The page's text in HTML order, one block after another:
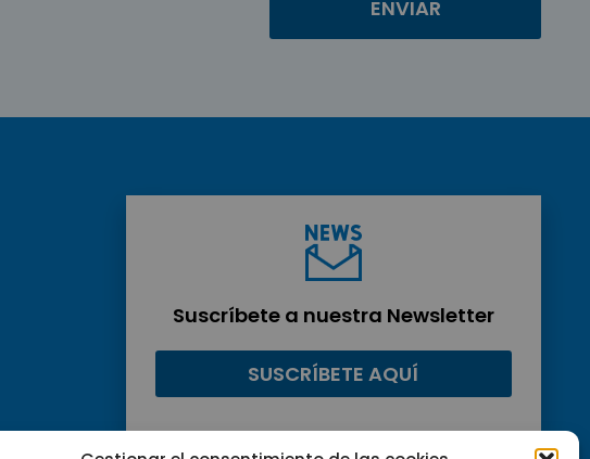
Suscríbete a nuestra Newsletter
SUSCRÍBETE AQUÍ